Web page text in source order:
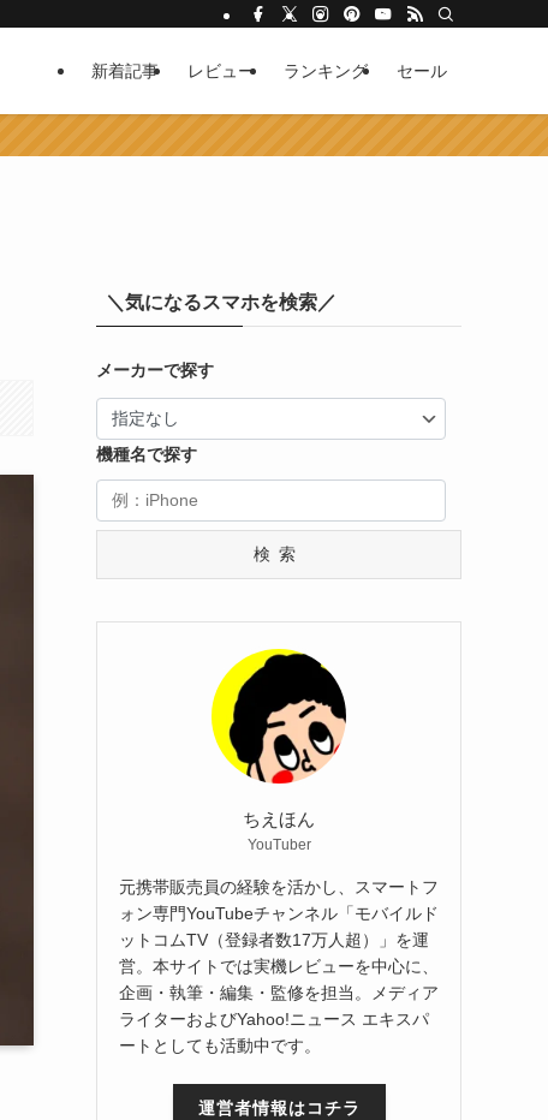
新着記事 レビュー ランキング セール
＼気になるスマホを検索／
メーカーで探す
機種名で探す
検索
ちえほん
YouTuber
元携帯販売員の経験を活かし、スマートフ
ォン専門YouTubeチャンネル「モバイルド
ットコムTV（登録者数17万人超）」を運
営。本サイトでは実機レビューを中心に、
企画・執筆・編集・監修を担当。メディア
ライターおよびYahoo!ニュース エキスパ
ートとしても活動中です。
運営者情報はコチラ